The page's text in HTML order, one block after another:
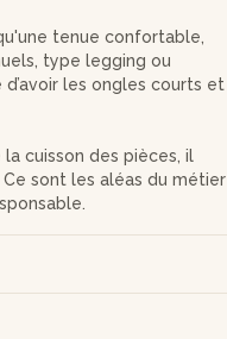
tenue confortable,
type legging ou
les ongles courts et
cuisson des pièces, il
sont les aléas du métier